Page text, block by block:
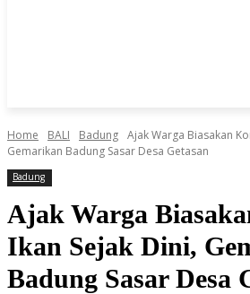
Home BALI Badung Ajak Warga Biasakan
Gemarikan Badung Sasar Desa Getasan
Badung
Ajak Warga
Ikan Sejak Dini,
Badung Sasar Desa